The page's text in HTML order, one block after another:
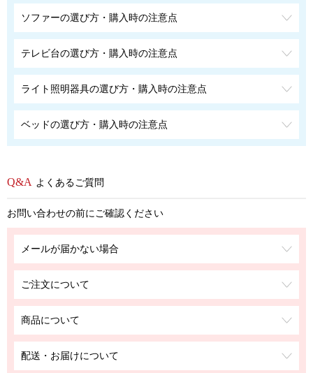
ソファーの選び方・購入時の注意点
テレビ台の選び方・購入時の注意点
ライト照明器具の選び方・購入時の注意点
ベッドの選び方・購入時の注意点
よくあるご質問
お問い合わせの前にご確認ください
メールが届かない場合
ご注文について
商品について
配送・お届けについて